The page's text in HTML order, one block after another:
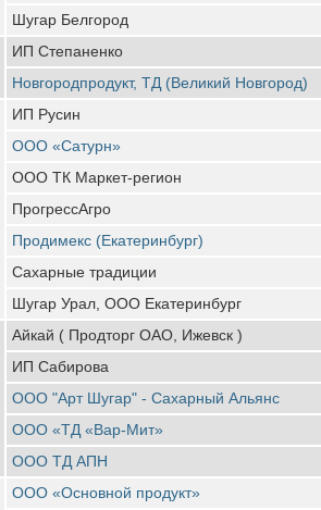
Шугар Белгород
ИП Степаненко
Новгородпродукт, ТД (Великий Новгород)
ИП Русин
ООО «Сатурн»
ООО ТК Маркет-регион
ПрогрессАгро
Продимекс (Екатеринбург)
Сахарные традиции
Шугар Урал, ООО Екатеринбург
Айкай ( Продторг ОАО, Ижевск )
ИП Сабирова
ООО "Арт Шугар" - Сахарный Альянс
ООО «ТД «Вар-Мит»
ООО ТД АПН
ООО «Основной продукт»